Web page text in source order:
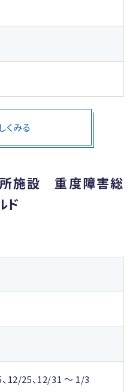
くみる
所施設 重度障害総
ド
12/25、12/31 ～ 1/3